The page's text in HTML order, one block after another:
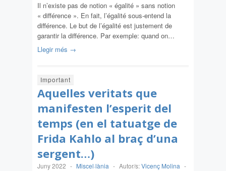
Il n’existe pas de notion « égalité » sans notion
« différence ». En fait, l’égalité sous-entend la
différence. Le but de l’égalité est justement de
garantir la différence. Par exemple: quand on…
Llegir més →
Important
Aquelles veritats que
manifesten l’esperit del
temps (en el tatuatge de
Frida Kahlo al braç d’una
sergent…)
Juny 2022 - Miscel·lània - Autor/s:Vicenç Molina -